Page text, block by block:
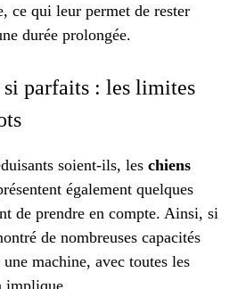
ce qui leur permet de rester
durée prolongée.
si parfaits : les limites
soient-ils, les chiens
également quelques
de prendre en compte. Ainsi, si
de nombreuses capacités
machine, avec toutes les
implique.